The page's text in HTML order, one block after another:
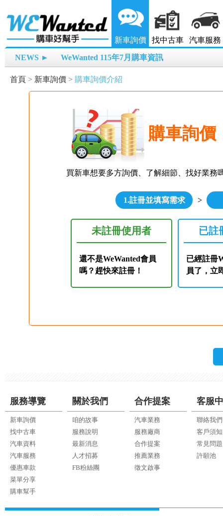
新車詢價 找中古車 汽車服務
NEWS ► WeWanted 115年7月購車資訊
首頁 > 新車詢價 > 購車詢價介紹
購車詢價
買新車想要多方詢價、了解細節、找好業務
1.註冊並填寫需求 >
未註冊使用者
還不是WeWanted會員
嗎？趕快來註冊！
已註
已經註冊
員了，立
服務導覽
新車詢價
找中古車
汽車資料
汽車服務
優惠車款
菜單分享
購車幫手
關於我們
咱的故事
服務說明
最新消息
人才招募
FB粉絲團
合作提案
汽車業務
服務廠商
合作提案
推薦業務
徵文啟事
客服
聯絡我們
客戶須知
常見問題
許願池